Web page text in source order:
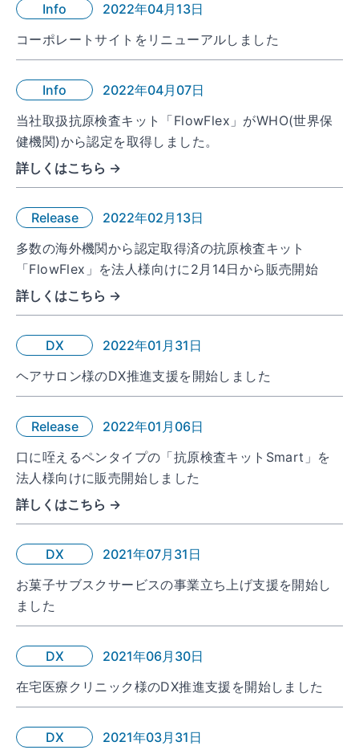
Info
2022年04月13日
コーポレートサイトをリニューアルしました
Info
2022年04月07日
当社取扱抗原検査キット「FlowFlex」がWHO(世界保
健機関)から認定を取得しました。
詳しくはこちら →
Release
2022年02月13日
多数の海外機関から認定取得済の抗原検査キット
「FlowFlex」を法人様向けに2月14日から販売開始
詳しくはこちら →
DX
2022年01月31日
ヘアサロン様のDX推進支援を開始しました
Release
2022年01月06日
口に咥えるペンタイプの「抗原検査キットSmart」を
法人様向けに販売開始しました
詳しくはこちら →
DX
2021年07月31日
お菓子サブスクサービスの事業立ち上げ支援を開始し
ました
DX
2021年06月30日
在宅医療クリニック様のDX推進支援を開始しました
DX
2021年03月31日